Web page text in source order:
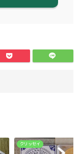
クリッセイ